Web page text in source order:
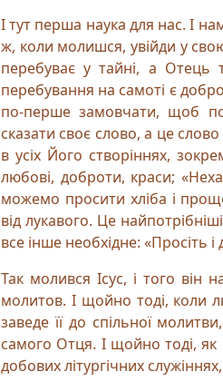
І тут перша наука для нас. І
ж, коли молишся, увійди у
перебуває у тайні, а Отець
перебування на самоті є
по-перше замовчати, щоб
сказати своє слово, а це
в усіх Його створіннях,
любові, доброти, краси;
можемо просити хліба і
від лукавого. Це
все інше необхідне: «Просіть
Так молився Ісус, і того він
молитов. І щойно тоді, коли
заведе її до спільної
самого Отця. І щойно тоді,
добових літургічних